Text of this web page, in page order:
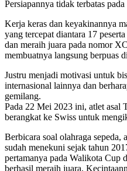
Persiapannya tidak terbatas
Kerja keras dan keyakinannya
yang tercepat diantara 17
dan meraih juara pada nomor
membuatnya langsung berpuas
Justru menjadi motivasi untuk
internasional lainnya dan
gemilang.
Pada 22 Mei 2023 ini, atlet asal
berangkat ke Swiss untuk
Berbicara soal olahraga
sudah menekuni sejak tahun
pertamanya pada Walikota Cup
berhasil meraih juara.